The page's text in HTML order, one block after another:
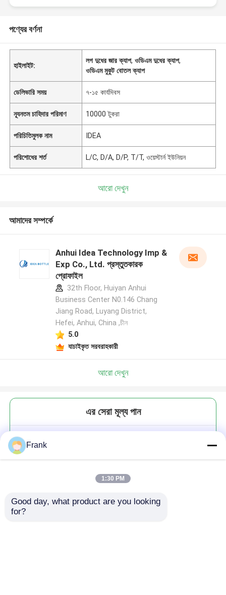
পণ্যের বর্ণনা
হাইলাইট:
লগ দুধের জার ক্যাপ,ওডিএম দুধের ক্যাপ,
ওডিএম মুকুট বোতল ক্যাপ
ডেলিভারি সময় ৭-১৫ কার্যদিবস
ন্যূনতম চাহিদার পরিমাণ 10000 টুকরা
পরিচিতিমুলক নাম IDEA
পরিশোধের শর্ত L/C, D/A, D/P, T/T, ওয়েস্টার্ন ইউনিয়ন
আরো দেখুন
আমাদের সম্পর্কে
Anhui Idea Technology Imp &
Exp Co., Ltd. প্রস্তুতকারক
প্রোফাইল
32th Floor, Huiyan Anhui
Business Center N0.146 Chang
Jiang Road, Luyang District,
Hefei, Anhui, China ,চীন
5.0
যাচাইকৃত সরবরাহকারী
আরো দেখুন
এর সেরা মূল্য পান
Frank
1:30 PM
Good day, what product are you looking
for?